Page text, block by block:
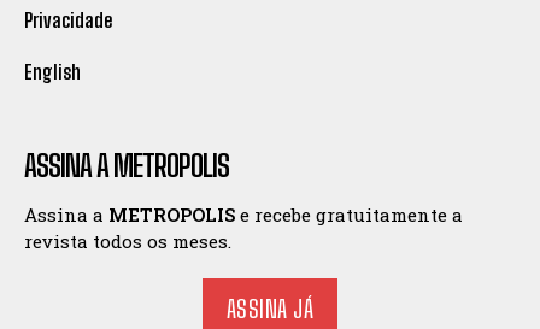
Privacidade
English
ASSINA A METROPOLIS
Assina a METROPOLIS e recebe gratuitamente a
revista todos os meses.
ASSINA JÁ